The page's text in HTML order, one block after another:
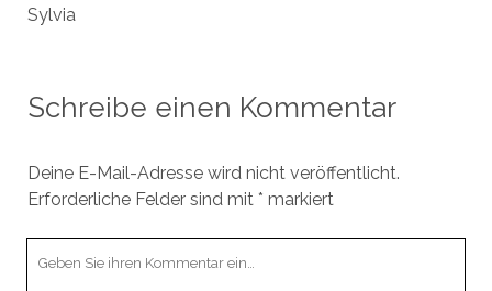
Sylvia
Schreibe einen Kommentar
Deine E-Mail-Adresse wird nicht veröffentlicht.
Erforderliche Felder sind mit * markiert